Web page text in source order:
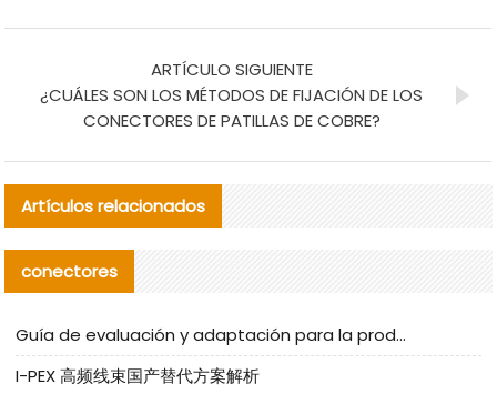
ARTÍCULO SIGUIENTE
¿CUÁLES SON LOS MÉTODOS DE FIJACIÓN DE LOS
CONECTORES DE PATILLAS DE COBRE?
Artículos relacionados
conectores
Guía de evaluación y adaptación para la producción en serie de componentes de cables nacionales para CNC Tech
I-PEX 高频线束国产替代方案解析